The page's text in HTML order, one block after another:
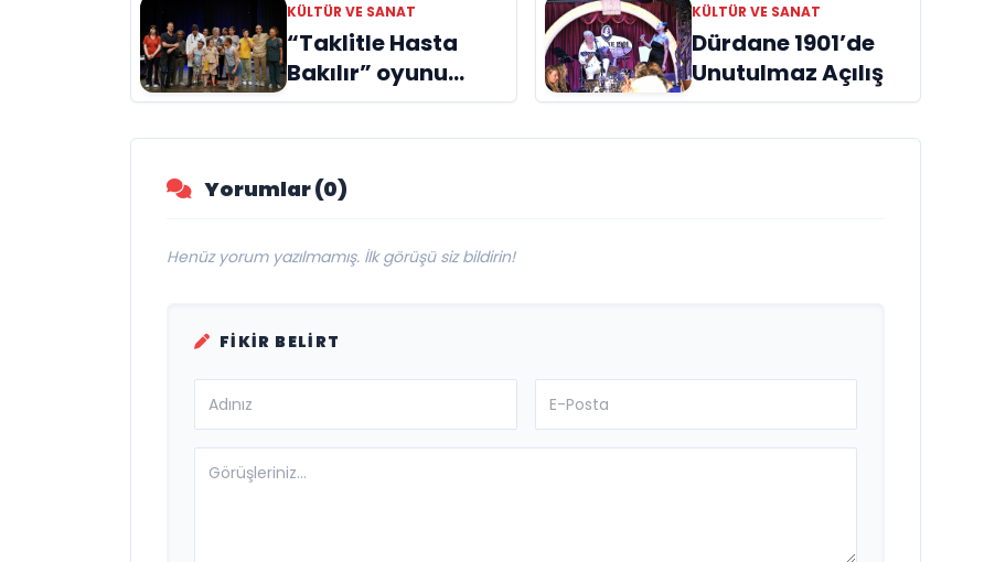
Engin ve Zift Karası
Evreni ‘AVENOİR’
“Emanet”
raflardaki yerini
aldı
KÜLTÜR VE SANAT
“Taklitle Hasta
Bakılır” oyunu
engelleri sanatla
aştı
KÜLTÜR VE SANAT
Dürdane 1901’de
Unutulmaz Açılış
Yorumlar (0)
Henüz yorum yazılmamış. İlk görüşü siz bildirin!
FIKIR BELIRT